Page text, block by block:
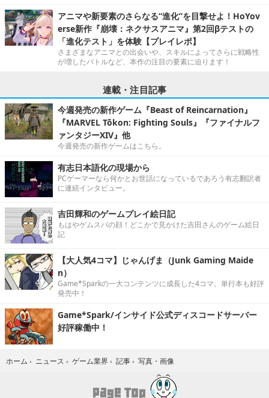
アニマや新要素のさらなる“進化”を目撃せよ！HoYov
erse新作『崩壊：ネクサスアニマ』第2回βテストの
「進化テスト」を体験【プレイレポ】
さまざまなアニマとの出会いや、スキルによってさらに戦略性
が増したバトルなど、本作の注目の要素に迫ります！
連載・注目記事
今週発売の新作ゲーム『Beast of Reincarnation』
『MARVEL Tōkon: Fighting Souls』『ファイナルフ
ァンタジーXIV』他
今週発売の新作ゲームはこちら。
有志日本語化の現場から
PCゲーマーなら何かとお世話になっているであろう有志翻訳者
に連続インタビュー。
吉田輝和のゲームプレイ絵日記
もはやゲムスパの顔！どこかで見かけた吉田さんのゲーム絵日
記
【大人気4コマ】じゃんげま（Junk Gaming Maide
n）
Game*Sparkの一大コンテンツに成長した4コマ。単行本も好評
発売中！
Game*Spark/インサイド公式ディスコードサーバー
好評稼働中！
ホーム › ニュース › ゲーム業界 › 記事 › 写真・画像